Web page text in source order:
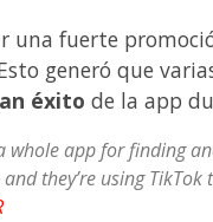
una fuerte
generó que
éxito de la app
whole app for finding
they’re using